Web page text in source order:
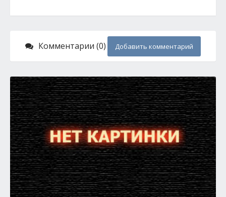
Комментарии (0) Добавить комментарий